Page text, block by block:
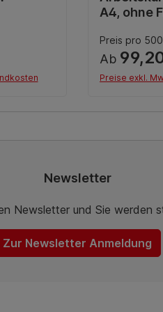
A4, ohne
Preis pro
Ab
Preise exkl.
Newsletter
Newsletter und Sie
Zur Newsletter Anmeldung